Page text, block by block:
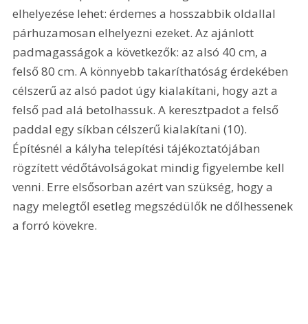
elhelyezése lehet: érdemes a hosszabbik oldallal
párhuzamosan elhelyezni ezeket. Az ajánlott
padmagasságok a következők: az alsó 40 cm, a
felső 80 cm. A könnyebb takaríthatóság érdekében
célszerű az alsó padot úgy kialakítani, hogy azt a
felső pad alá betolhassuk. A keresztpadot a felső
paddal egy síkban célszerű kialakítani (10).
Építésnél a kályha telepítési tájékoztatójában
rögzített védőtávolságokat mindig figyelembe kell
venni. Erre elsősorban azért van szükség, hogy a
nagy melegtől esetleg megszédülők ne dőlhessenek
a forró kövekre.